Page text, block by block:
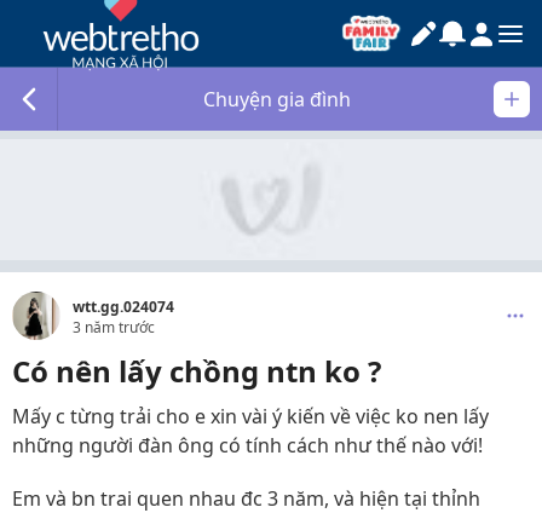
Chuyện gia đình
wtt.gg.024074
3 năm trước
Có nên lấy chồng ntn ko ?
Mấy c từng trải cho e xin vài ý kiến về việc ko nen lấy
những người đàn ông có tính cách như thế nào với!
Em và bn trai quen nhau đc 3 năm, và hiện tại thỉnh